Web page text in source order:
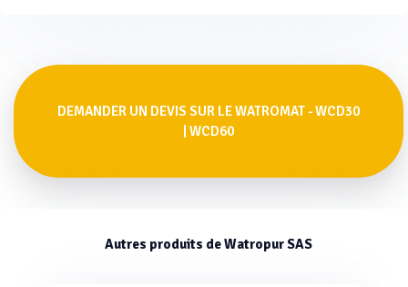
DEMANDER UN DEVIS SUR LE WATROMAT - WCD30
| WCD60
Autres produits de Watropur SAS